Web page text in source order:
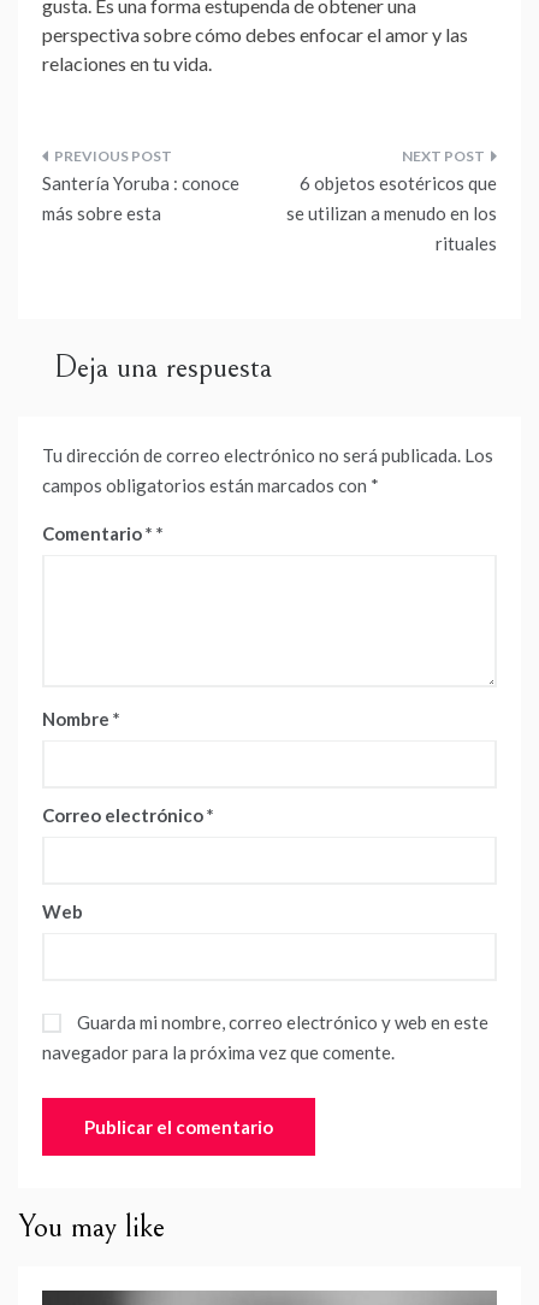
gusta. Es una forma estupenda de obtener una
perspectiva sobre cómo debes enfocar el amor y las
relaciones en tu vida.
Navegación
de
Santería Yoruba : conoce
más sobre esta
6 objetos esotéricos que
se utilizan a menudo en los
rituales
Deja una respuesta
Tu dirección de correo electrónico no será publicada. Los
campos obligatorios están marcados con *
Comentario*
Nombre *
Correo electrónico*
Web
Guarda mi nombre, correo electrónico y web en este
navegador para la próxima vez que comente.
You may like